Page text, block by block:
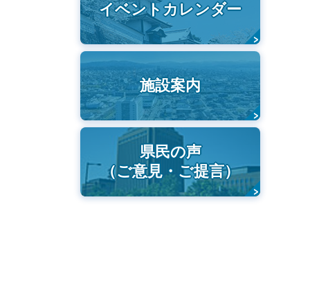
イベントカレンダー
施設案内
県民の声
（ご意見・ご提言）